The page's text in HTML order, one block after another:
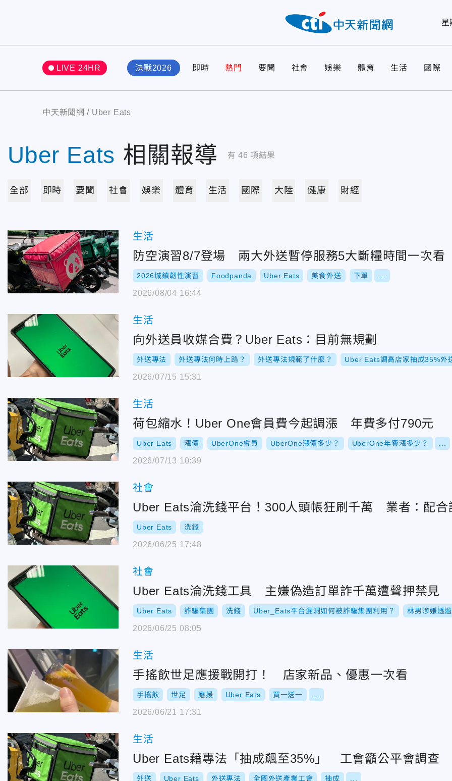
星
LIVE 24HR 決戰2026 即時 熱門 要聞 社會 娛樂 體育 生活 國際
中天新聞網 Uber Eats
Uber Eats 相關報導 有 46 項結果
全部 即時 要聞 社會 娛樂 體育 生活 國際 大陸 健康 財經
生活
防空演習8/7登場 兩大外送暫停服務5大斷糧時間一次看
2026城鎮韌性演習 Foodpanda Uber Eats 美食外送 下單
2026/08/04 16:44
生活
向外送員收媒合費？Uber Eats：目前無規劃
外送專法 外送專法何時上路？ 外送專法規範了什麼？ Uber Eats調高店家抽成35%外
2026/07/15 15:31
生活
荷包縮水！Uber One會員費今起調漲 年費多付790元
Uber Eats 漲價 UberOne會員 UberOne漲價多少？ UberOne年費漲多少？
2026/07/13 10:39
社會
Uber Eats淪洗錢平台！300人頭帳狂刷千萬 業者：配合
Uber Eats 洗錢
2026/06/25 17:48
社會
Uber Eats淪洗錢工具 主嫌偽造訂單詐千萬遭聲押禁見
Uber Eats 詐騙集團 洗錢 Uber_Eats平台漏洞如何被詐騙集團利用？ 林男涉嫌透
2026/06/25 08:05
生活
手搖飲世足應援戰開打！ 店家新品、優惠一次看
手搖飲 世足 應援 Uber Eats 買一送一
2026/06/21 17:31
生活
Uber Eats藉專法「抽成飆至35%」 工會籲公平會調查
外送 Uber Eats 外送專法 全國外送產業工會 抽成